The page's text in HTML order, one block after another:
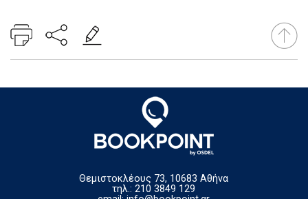
Θεμιστοκλέους 73, 10683 Αθήνα
τηλ.: 210 3849 129